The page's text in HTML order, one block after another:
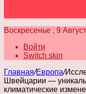
Воскресенье , 9
Войти
Switch skin
Главная/Европа/
Швейцарии —
климатические